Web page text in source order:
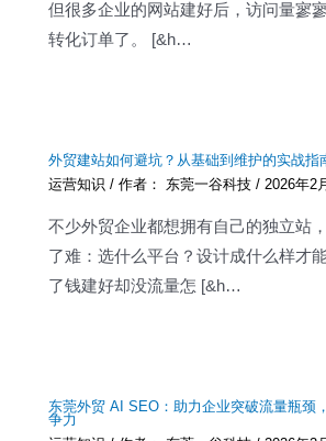
但很多企业的网站建好后，访问量寥
转化订单了。 [&h…
外贸建站如何避坑？从基础到维护的实战指
运营知识 / 作者： 东莞一谷科技/2026年2
不少外贸企业都想拥有自己的独立站
了难：选什么平台？设计成什么样才
了钱建好却没流量怎 [&h…
东莞外贸 AI SEO：助力企业突破流量瓶颈
争力